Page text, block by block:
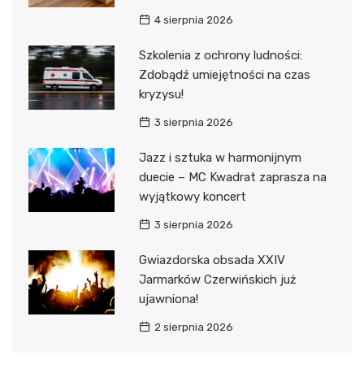
4 sierpnia 2026
Szkolenia z ochrony ludności:
Zdobądź umiejętności na czas
kryzysu!
3 sierpnia 2026
Jazz i sztuka w harmonijnym
duecie – MC Kwadrat zaprasza na
wyjątkowy koncert
3 sierpnia 2026
Gwiazdorska obsada XXIV
Jarmarków Czerwińskich już
ujawniona!
2 sierpnia 2026